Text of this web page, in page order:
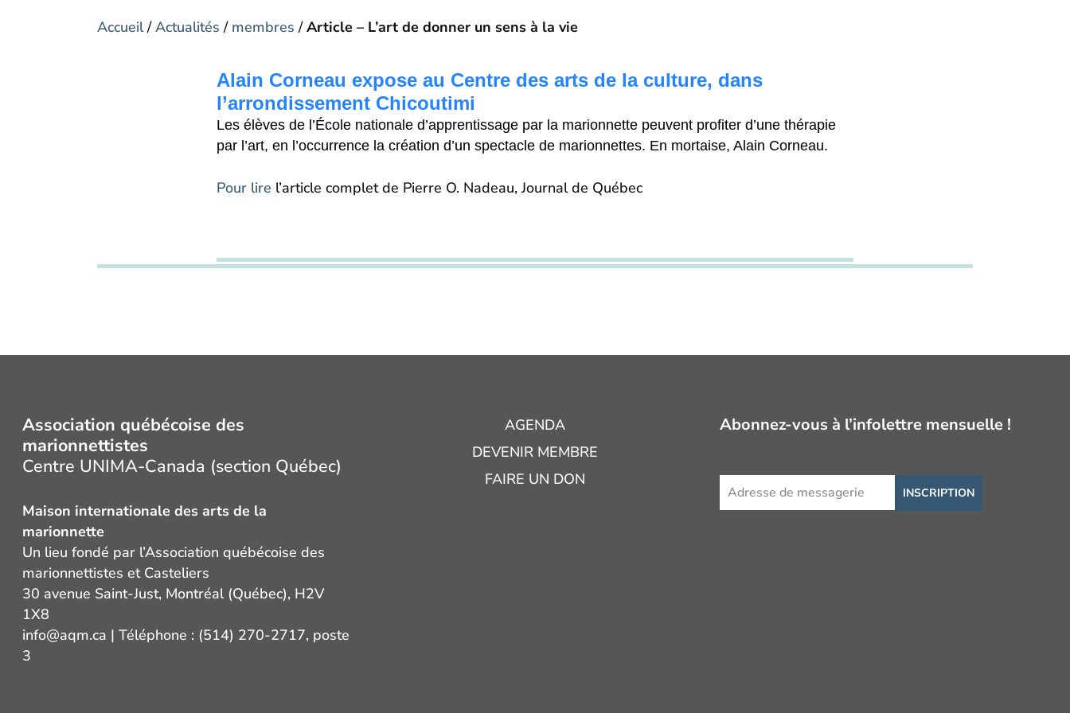
Accueil/Actualités / membres /Article – L’art de donner un sens à la vie
Alain Corneau expose au Centre des arts de la culture, dans
l’arrondissement Chicoutimi
Les élèves de l’École nationale d’apprentissage par la marionnette peuvent profiter d’une thérapie
par l’art, en l’occurrence la création d’un spectacle de marionnettes. En mortaise, Alain Corneau.
Pour lire l’article complet de Pierre O. Nadeau, Journal de Québec
Association québécoise des
marionnettistes
Centre UNIMA-Canada (section Québec)
Maison internationale des arts de la
marionnette
Un lieu fondé par l’Association québécoise des
marionnettistes et Casteliers
30 avenue Saint-Just, Montréal (Québec), H2V
1X8
info@aqm.ca | Téléphone : (514) 270-2717, poste
3
AGENDA
DEVENIR MEMBRE
FAIRE UN DON
Abonnez-vous à l’infolettre mensuelle !
INSCRIPTION